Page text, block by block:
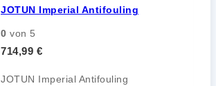
JOTUN Imperial Antifouling
0 von 5
714,99 €
JOTUN Imperial Antifouling